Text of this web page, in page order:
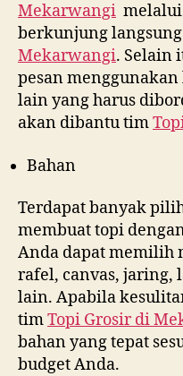
Mekarwangi melalui
berkunjung
Mekarwangi. Selain
pesan
lain yang harus
akan dibantu tim
Bahan
Terdapat banyak
membuat topi
Anda dapat memilih
rafel, canvas, jaring,
lain. Apabila
timTopi Grosir di
bahan yang tepat
budget Anda.